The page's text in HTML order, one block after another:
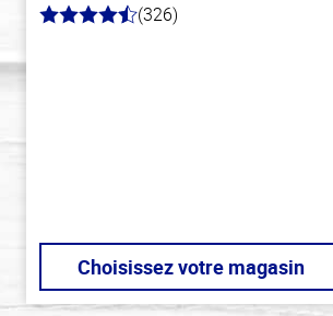
4.6
(326)
Choisissez votre magasin